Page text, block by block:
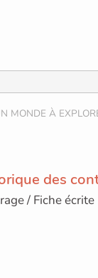
des
/ Fiche